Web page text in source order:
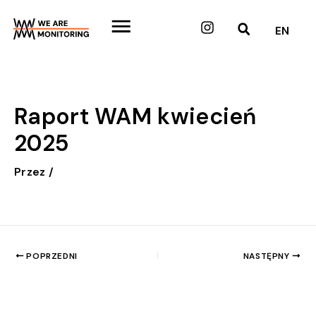
treści
Instagram EN
Raport WAM kwiecień
2025
Przez /
POPRZEDNI NASTĘPNY